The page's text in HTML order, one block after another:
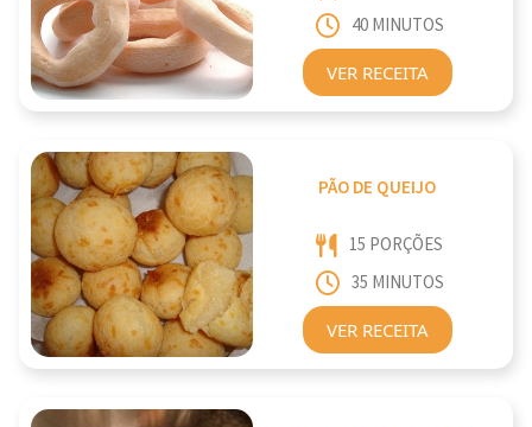
40 MINUTOS
VER RECEITA
PÃO DE QUEIJO
15 PORÇÕES
35 MINUTOS
VER RECEITA